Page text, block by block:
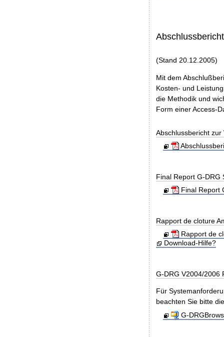
(Stand 20.12.2005)
Mit dem
Kosten- und
die Methodik und
Form einer Access-
Abschlussbericht
Final Report G-DRG
Final Report
Rapport de cloture
Rapport de
Download-Hilfe?
G-DRG V2004/2006
Für
beachten Sie bitte
G-